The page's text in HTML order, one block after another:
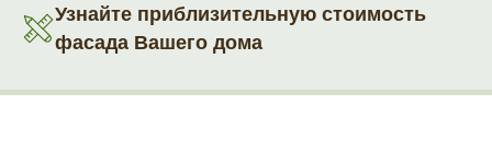
Узнайте приблизительную стоимость
фасада Вашего дома